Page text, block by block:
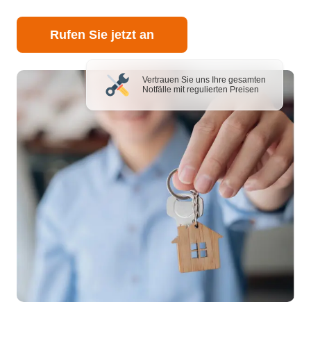
Rufen Sie jetzt an
Vertrauen Sie uns Ihre gesamten
Notfälle mit regulierten Preisen